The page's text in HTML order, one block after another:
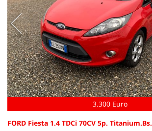
3.300 Euro
FORD Fiesta 1.4 TDCi 70CV 5p. Titanium.Bs.